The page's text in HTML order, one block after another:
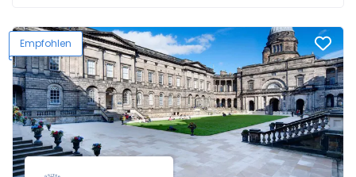
Empfohlen